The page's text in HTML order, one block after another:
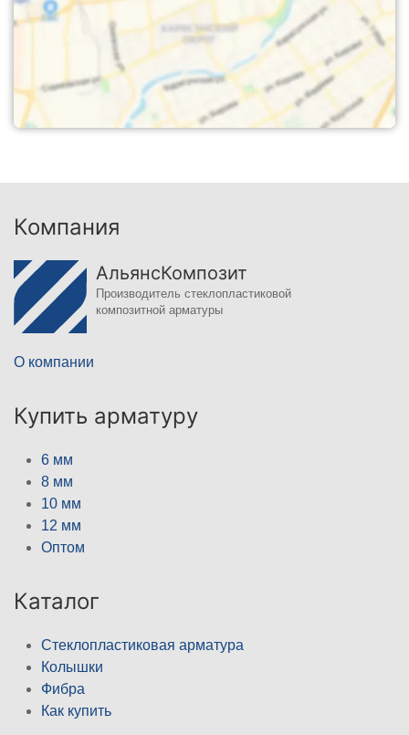
Компания
АльянсКомпозит
Производитель стеклопластиковой
композитной арматуры
О компании
Купить арматуру
6 мм
8 мм
10 мм
12 мм
Оптом
Каталог
Стеклопластиковая арматура
Колышки
Фибра
Как купить